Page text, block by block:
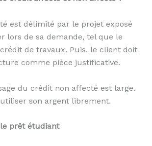
est délimité par le projet exposé
lors de sa demande, tel que le
de travaux. Puis, le client doit
comme pièce justificative.
du crédit non affecté est large.
son argent librement.
le prêt étudiant